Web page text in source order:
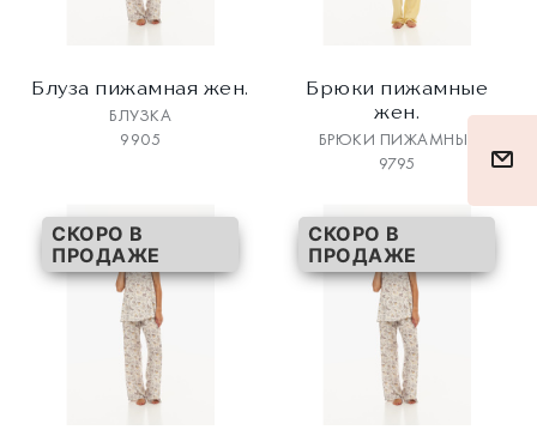
Блуза пижамная жен.
БЛУЗКА
9905
Брюки пижамные
жен.
БРЮКИ ПИЖАМНЫЕ
9795
СКОРО В
ПРОДАЖЕ
СКОРО В
ПРОДАЖЕ